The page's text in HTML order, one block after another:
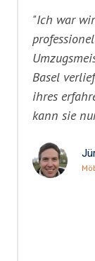
"Ich war
Basel
ihres
kann sie